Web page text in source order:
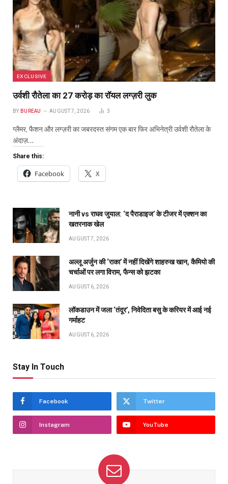
EXCLUSIVE
उर्वशी रौतेला का ₹27 करोड़ का रॉयल लग्ज़री लुक
BY BUREAU AUGUST 7, 2026 3
ग्लैमर, फैशन और लग्ज़री का जबरदस्त संगम एक बार फिर अभिनेत्री उर्वशी रौतेला के
अंदाज़…
Share this:
Facebook X
नानी vs राघव जुयाल: ‘द पैराडाइज’ के टीजर में एक्शन का
खतरनाक खेल
AUGUST 7, 2026
अल्लू अर्जुन की ‘राका’ में नहीं दिखेंगे शाहरुख खान, कैमियो की
चर्चाओं पर लगा विराम, फैन्स को झटका
AUGUST 6, 2026
लॉकडाउन में जला ‘तंदूर’, निवेदिता बसु के करियर में आई नई
गर्माहट
AUGUST 6, 2026
Stay In Touch
Facebook Twitter
Instagram YouTube